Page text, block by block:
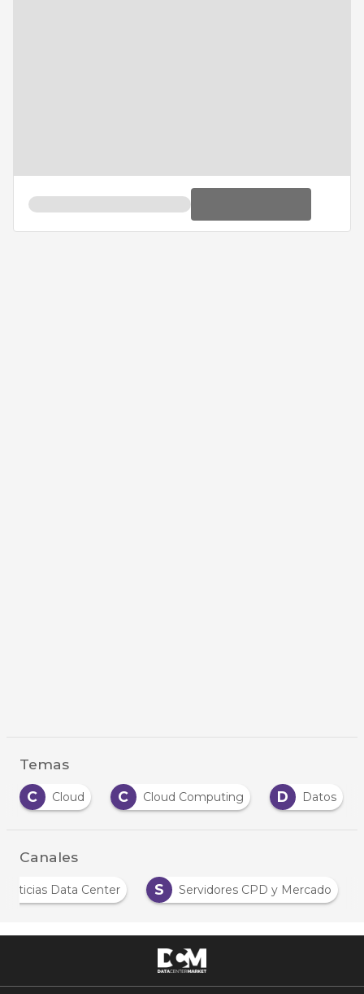
Temas
C
Cloud C Cloud Computing D Datos
Canales
Noticias Data Center S Servidores CPD y Mercado